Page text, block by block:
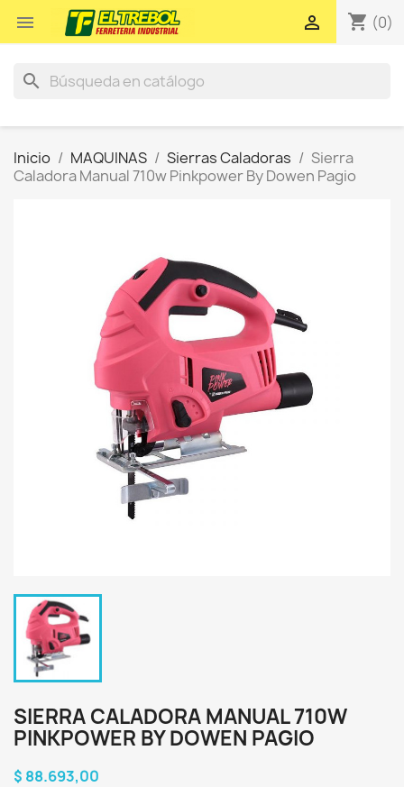
 shopping_cart (0)

search
Inicio MAQUINAS Sierras Caladoras
Sierra
Caladora Manual 710w Pinkpower By Dowen Pagio
SIERRA CALADORA MANUAL 710W
PINKPOWER BY DOWEN PAGIO
$ 88.693,00